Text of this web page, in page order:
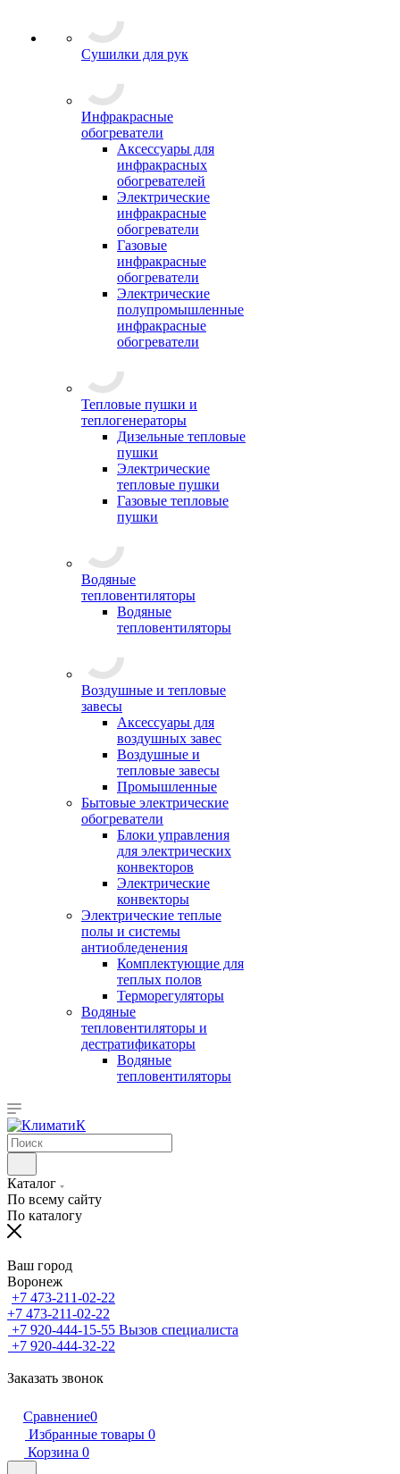
Сушилки для рук
Инфракрасные
обогреватели
Аксессуары для
инфракрасных
обогревателей
Электрические
инфракрасные
обогреватели
Газовые
инфракрасные
обогреватели
Электрические
полупромышленные
инфракрасные
обогреватели
Тепловые пушки и
теплогенераторы
Дизельные тепловые
пушки
Электрические
тепловые пушки
Газовые тепловые
пушки
Водяные
тепловентиляторы
Водяные
тепловентиляторы
Воздушные и тепловые
завесы
Аксессуары для
воздушных завес
Воздушные и
тепловые завесы
Промышленные
Бытовые электрические
обогреватели
Блоки управления
для электрических
конвекторов
Электрические
конвекторы
Электрические теплые
полы и системы
антиобледенения
Комплектующие для
теплых полов
Терморегуляторы
Водяные
тепловентиляторы и
дестратификаторы
Водяные
тепловентиляторы
Каталог
По всему сайту
По каталогу
Ваш город
Воронеж
+7 473-211-02-22
+7 473-211-02-22
+7 920-444-15-55 Вызов специалиста
+7 920-444-32-22
Заказать звонок
Сравнение0
Избранные товары 0
Корзина 0